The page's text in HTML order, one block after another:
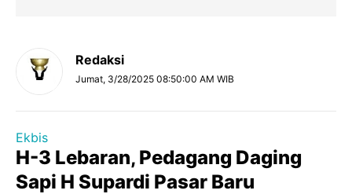
Redaksi
Jumat, 3/28/2025 08:50:00 AM WIB
Ekbis
H-3 Lebaran, Pedagang Daging
Sapi H Supardi Pasar Baru